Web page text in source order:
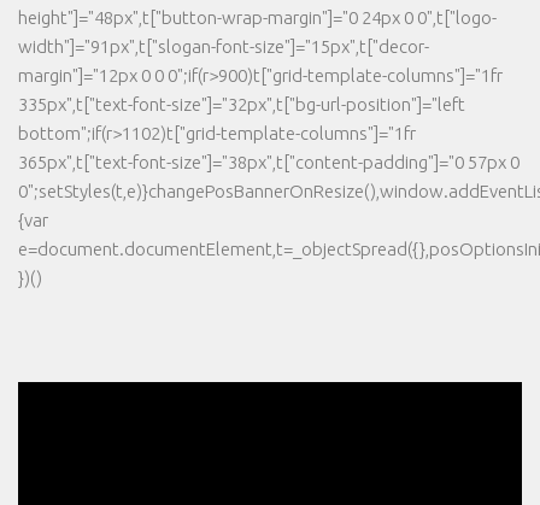
height"]="48px",t["button-wrap-margin"]="0 24px 0 0",t["logo-
width"]="91px",t["slogan-font-size"]="15px",t["decor-
margin"]="12px 0 0 0";if(r>900)t["grid-template-columns"]="1fr
335px",t["text-font-size"]="32px",t["bg-url-position"]="left
bottom";if(r>1102)t["grid-template-columns"]="1fr
365px",t["text-font-size"]="38px",t["content-padding"]="0 57px 0
{var
})()